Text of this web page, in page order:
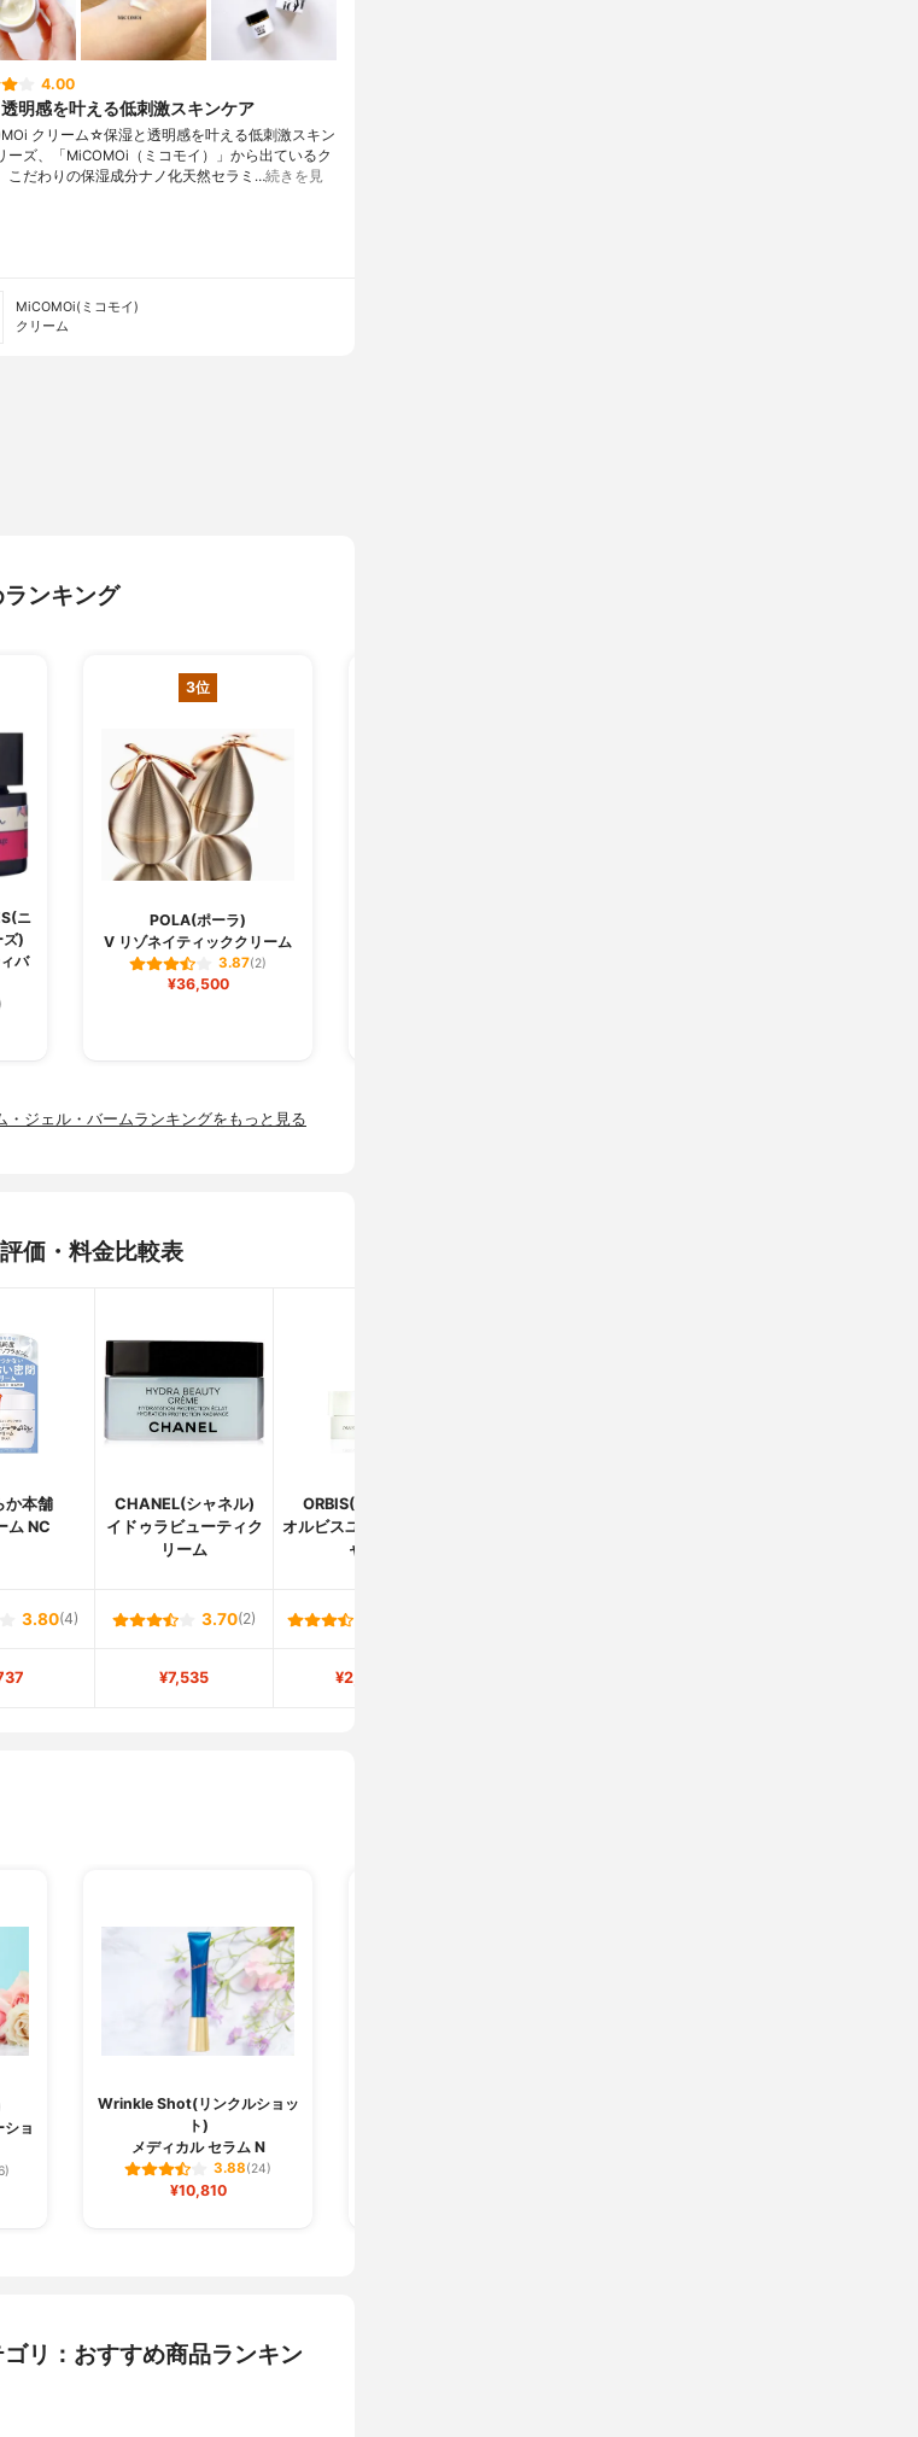
4.00
明感を叶える低刺激スキンケア
クリーム☆保湿と透明感を叶える低刺激スキン
ーズ、「MiCOMOi（ミコモイ）」から出ているク
こだわりの保湿成分ナノ化天然セラミ…続きを見
MiCOMOi(ミコモイ)
クリーム
ンキング
ニ
ズ)
バ
3位
POLA(ポーラ)
V リゾネイティッククリーム
3.87(2)
¥36,500
・ジェル・バームランキングをもっと見る
価・料金比較表
か本舗
ム NC
CHANEL(シャネル)
イドゥラビューティク
リーム
ORBIS(オルビス)
オルビスユー モイスチ
ャー
3.80(4) 3.70(2)
¥7,535 ¥2,500
ョ
Wrinkle Shot(リンクルショッ
ト)
メディカル セラム N
3.88(24)
¥10,810
リ：おすすめ商品ランキン